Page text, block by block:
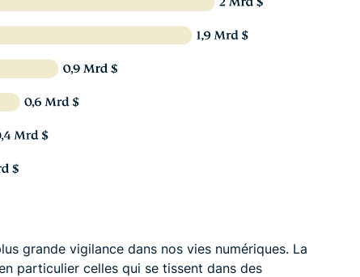
grande vigilance dans nos vies numériques. La
particulier celles qui se tissent dans des